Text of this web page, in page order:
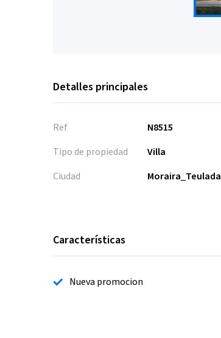
Detalles principales
Ref
N8515
Tipo de propiedad
Villa
Ciudad
Moraira_Teulada
Características
Nueva promocion